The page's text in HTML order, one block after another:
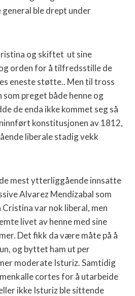
general ble drept under
og skiftet ut sine
orden for å tilfredsstille de
eneste støtte.. Men til tross
preget både henne og
de enda ikke kommet seg så
konstitusjonen av 1812,
liberale stadig vekk
mest ytterliggående innsatte
Alvarez Mendizabal som
var nok liberal, men
livet av henne med sine
Det fikk da være måte på å
og byttet ham ut per
moderate Isturiz. Samtidig
cortes for å utarbeide
ikke Isturiz ble sittende